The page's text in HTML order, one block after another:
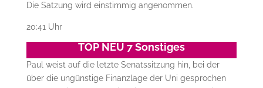
Die Satzung wird einstimmig angenommen.
20:41 Uhr
TOP NEU 7 Sonstiges
Paul weist auf die letzte Senatssitzung hin, bei der
über die ungünstige Finanzlage der Uni gesprochen